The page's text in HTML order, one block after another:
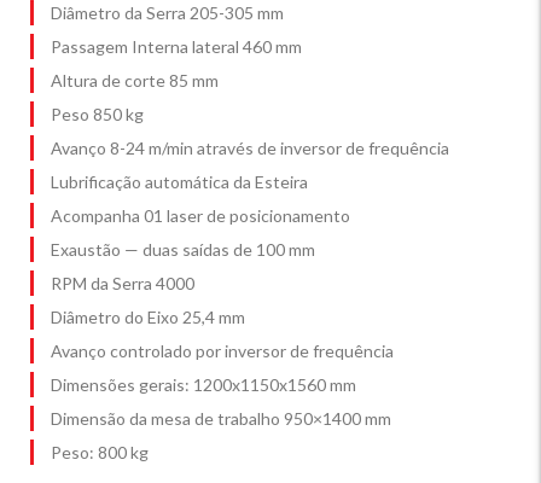
Diâmetro da Serra 205-305 mm
Passagem Interna lateral 460 mm
Altura de corte 85 mm
Peso 850 kg
Avanço 8-24 m/min através de inversor de frequência
Lubrificação automática da Esteira
Acompanha 01 laser de posicionamento
Exaustão — duas saídas de 100 mm
RPM da Serra 4000
Diâmetro do Eixo 25,4 mm
Avanço controlado por inversor de frequência
Dimensões gerais: 1200x1150x1560 mm
Dimensão da mesa de trabalho 950×1400 mm
Peso: 800 kg